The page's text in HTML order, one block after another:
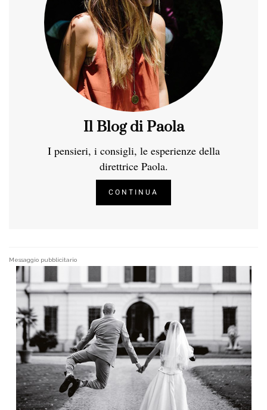
Il Blog di Paola
I pensieri, i consigli, le esperienze della
direttrice Paola.
CONTINUA
Messaggio pubblicitario